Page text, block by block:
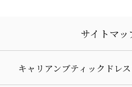
サイトマッ
キャリアンブティックドレ